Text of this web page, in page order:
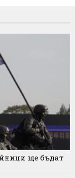
ще бъдат